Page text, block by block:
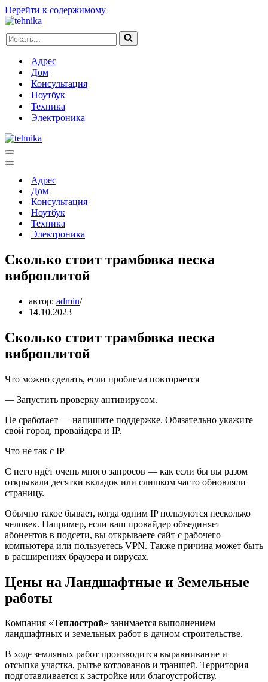
Перейти к содержимому
Искать...
Адрес
Дом
Консультация
Ноутбук
Техника
Электроника
Меню
навигации
Меню
навигацииАдрес
Дом
Консультация
Ноутбук
Техника
Электроника
Сколько стоит трамбовка песка
виброплитой
автор: admin
14.10.2023
Сколько стоит трамбовка песка
виброплитой
Что можно сделать, если проблема повторяется
— Запустить проверку антивирусом.
Не сработает — напишите поддержке. Обязательно укажите
свой город, провайдера и IP.
Что не так с IP
С него идёт очень много запросов — как если бы вы разом
открывали десятки вкладок или слишком часто обновляли
страницу.
Обычно такое бывает, когда одним IP пользуются несколько
человек. Например, если ваш провайдер объединяет
абонентов в подсети, вы открываете сайт с рабочего
компьютера или пользуетесь VPN. Также причина может быть
в расширениях браузера и вирусах.
Цены на Ландшафтные и Земельные
работы
Компания «Теплострой» занимается выполнением
ландшафтных и земельных работ в дачном строительстве.
В ходе земляных работ производится выравнивание и
отсыпка участка, рытье котлованов и траншей. Территория
подготавливается к застройке или благоустройству.